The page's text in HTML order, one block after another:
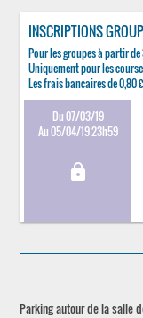
INSCRIPTIONS
Pour les groupes à partir de
Uniquement pour les
Les frais bancaires de
Du 07/03/19
Au 05/04/19 23h59
lock
Parking autour de la salle